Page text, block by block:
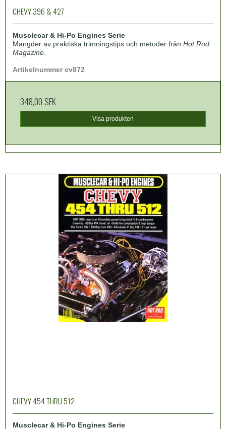
CHEVY 396 & 427
Musclecar & Hi-Po Engines Serie
Mängder av praktiska trimningstips och metoder från Hot Rod
Magazine
Artikelnummer cv872
348,00 SEK
Visa produkten
CHEVY 454 THRU 512
Musclecar & Hi-Po Engines Serie